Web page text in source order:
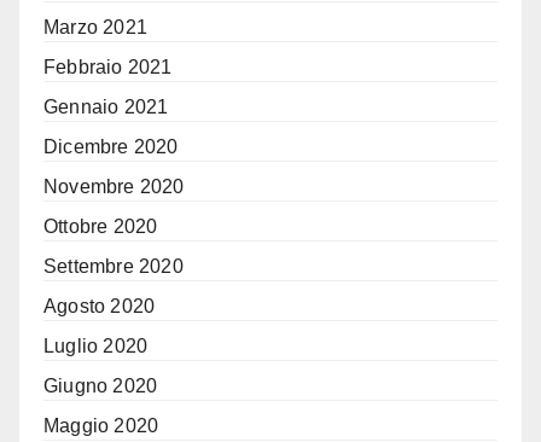
Marzo 2021
Febbraio 2021
Gennaio 2021
Dicembre 2020
Novembre 2020
Ottobre 2020
Settembre 2020
Agosto 2020
Luglio 2020
Giugno 2020
Maggio 2020